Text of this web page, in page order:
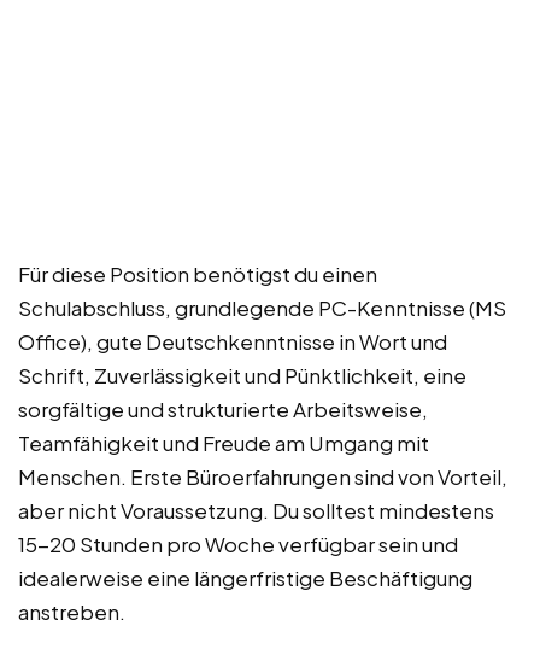
Für diese Position benötigst du einen
Schulabschluss, grundlegende PC-Kenntnisse (MS
Office), gute Deutschkenntnisse in Wort und
Schrift, Zuverlässigkeit und Pünktlichkeit, eine
sorgfältige und strukturierte Arbeitsweise,
Teamfähigkeit und Freude am Umgang mit
Menschen. Erste Büroerfahrungen sind von Vorteil,
aber nicht Voraussetzung. Du solltest mindestens
15-20 Stunden pro Woche verfügbar sein und
idealerweise eine längerfristige Beschäftigung
anstreben.